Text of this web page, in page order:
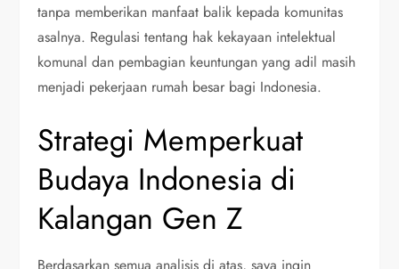
tanpa memberikan manfaat balik kepada komunitas
asalnya. Regulasi tentang hak kekayaan intelektual
komunal dan pembagian keuntungan yang adil masih
menjadi pekerjaan rumah besar bagi Indonesia.
Strategi Memperkuat
Budaya Indonesia di
Kalangan Gen Z